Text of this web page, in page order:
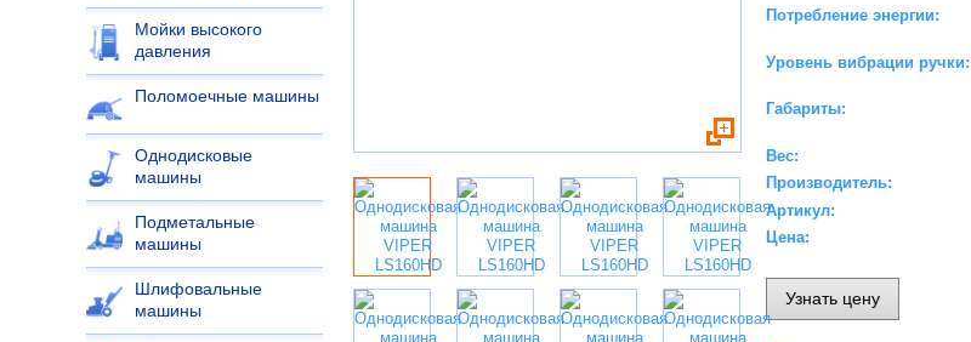
Мойки высокого
давления
Поломоечные машины
Однодисковые
машины
Подметальные
машины
Шлифовальные
машины
Потребление энергии:
Уровень вибрации ручки:
Габариты:
Вес:
Производитель:
Артикул:
Цена:
Узнать цену